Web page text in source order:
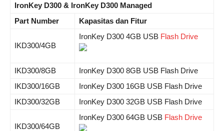
IronKey D300 & IronKey D300 Managed
Part Number
Kapasitas dan Fitur
IKD300/4GB
IronKey D300 4GB USB Flash Drive
IKD300/8GB
IronKey D300 8GB USB Flash Drive
IKD300/16GB
IronKey D300 16GB USB Flash Drive
IKD300/32GB
IronKey D300 32GB USB Flash Drive
IKD300/64GB
IronKey D300 64GB USB Flash Drive